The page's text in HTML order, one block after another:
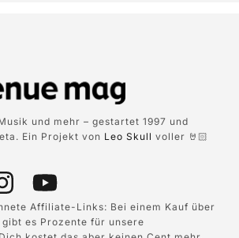
und mehr – gestartet 1997 und
Ein Projekt von Leo Skull voller 🤘🏻
Affiliate-Links: Bei einem Kauf über
es Prozente für unsere